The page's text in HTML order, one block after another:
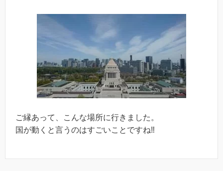
ご縁あって、こんな場所に行きました。
国が動くと言うのはすごいことですね‼︎